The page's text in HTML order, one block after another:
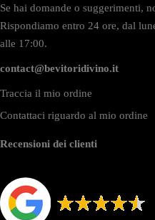
Se hai domande o suggerimenti,
Rispondiamo entro 24 ore, dal
alle 17:00.
contact@bevitoridivino.it
Traccia il mio ordine
Contattaci riguardo al mio ordine
Recensioni dei clienti